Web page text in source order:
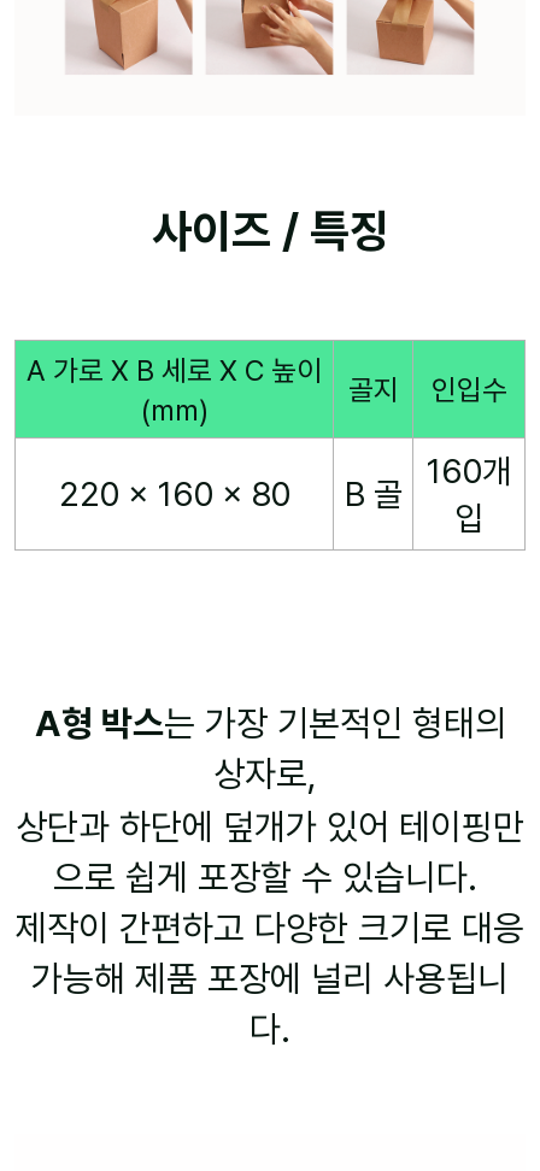
사이즈 / 특징
A 가로 X B 세로 X C 높이
(mm)
골지 인입수
220 x 160 x 80 B 골
160개
입
A형 박스는 가장 기본적인 형태의
상자로,
상단과 하단에 덮개가 있어 테이핑만
으로 쉽게 포장할 수 있습니다.
제작이 간편하고 다양한 크기로 대응
가능해 제품 포장에 널리 사용됩니
다.